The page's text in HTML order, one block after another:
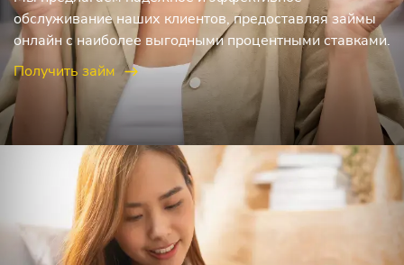
обслуживание наших клиентов, предоставляя займы
онлайн с наиболее выгодными процентными ставками.
Получить займ